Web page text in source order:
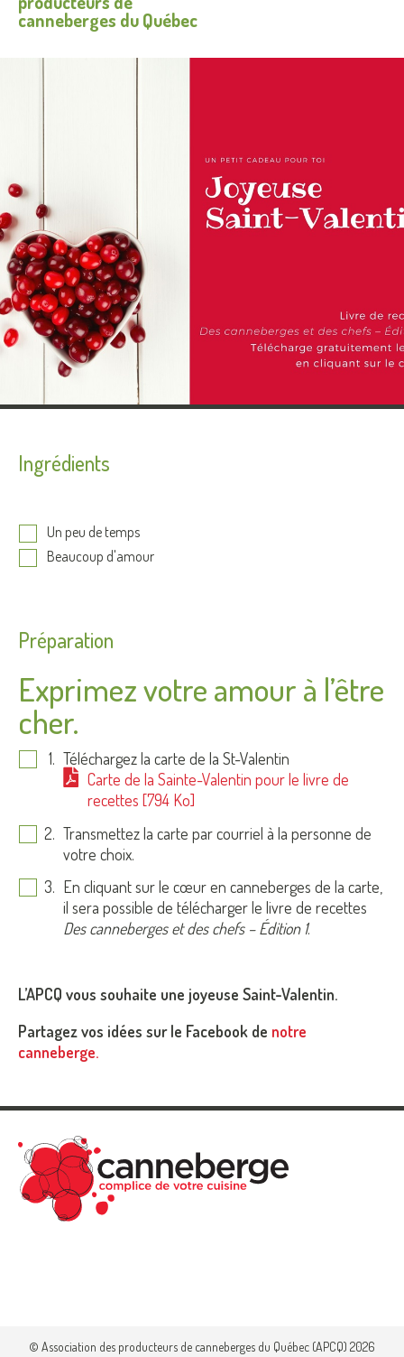
canneberges du Québec
Ingrédients
Un peu de temps
Beaucoup d'amour
Préparation
Exprimez votre amour à l’être
cher.
Téléchargez la carte de la St-Valentin
Carte de la Sainte-Valentin pour le livre de
recettes [794 Ko]
Transmettez la carte par courriel à la personne de
votre choix.
En cliquant sur le cœur en canneberges de la carte,
il sera possible de télécharger le livre de recettes
Des canneberges et des chefs – Édition 1.
L’APCQ vous souhaite une joyeuse Saint-Valentin.
Partagez vos idées sur le Facebook de notre
canneberge.
© Association des producteurs de canneberges du Québec (APCQ) 2026